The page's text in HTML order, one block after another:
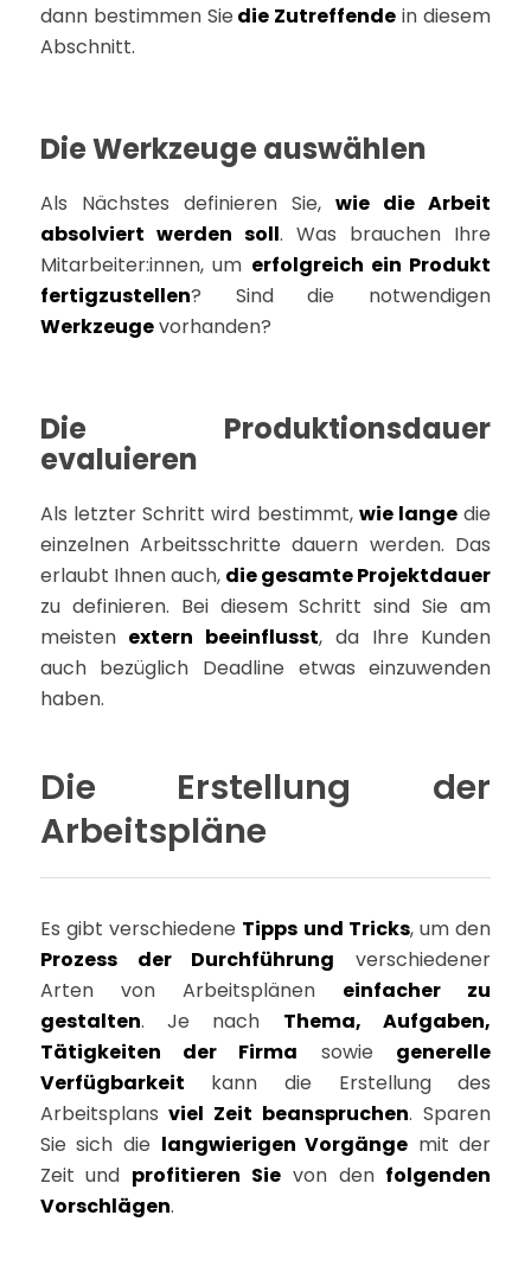
dann bestimmen Sie die Zutreffende in diesem
Abschnitt.
Die Werkzeuge auswählen
Als Nächstes definieren Sie,wie die Arbeit
absolviert werden soll. Was brauchen Ihre
Mitarbeiter:innen, um erfolgreich ein Produkt
fertigzustellen? Sind die notwendigen
Werkzeugevorhanden?
Die Produktionsdauer
evaluieren
Als letzter Schritt wird bestimmt, wie lange die
einzelnen Arbeitsschritte dauern werden. Das
erlaubt Ihnen auch, die gesamte Projektdauer
zu definieren. Bei diesem Schritt sind Sie am
meisten extern beeinflusst, da Ihre Kunden
auch bezüglich Deadline etwas einzuwenden
haben.
Die Erstellung der
Arbeitspläne
Es gibt verschiedene Tipps und Tricks, um den
Prozess der Durchführung verschiedener
Arten von Arbeitsplänen einfacher zu
gestalten. Je nach Thema, Aufgaben,
Tätigkeiten der Firma sowie generelle
Verfügbarkeit kann die Erstellung des
Arbeitsplans viel Zeit beanspruchen. Sparen
Sie sich die langwierigen Vorgänge mit der
Zeit und profitieren Sie von den folgenden
Vorschlägen.